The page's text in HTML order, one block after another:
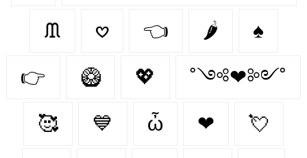
ᙢ 𖹭 👈 🌶️ ♠
👉 🥝 💖 ˚༺❤︎༻˚
🥰 💙 ὦ ❤︎‬ 💘